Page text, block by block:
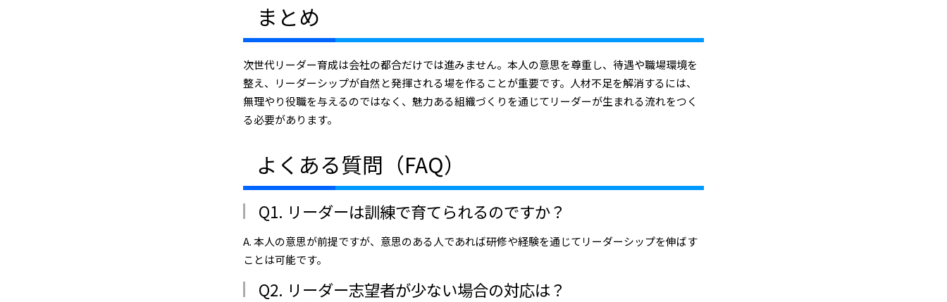
まとめ
次世代リーダー育成は会社の都合だけでは進みません。本人の意思を尊重し、待遇や職場環境を
整え、リーダーシップが自然と発揮される場を作ることが重要です。人材不足を解消するには、
無理やり役職を与えるのではなく、魅力ある組織づくりを通じてリーダーが生まれる流れをつく
る必要があります。
よくある質問（FAQ）
Q1. リーダーは訓練で育てられるのですか？
A. 本人の意思が前提ですが、意思のある人であれば研修や経験を通じてリーダーシップを伸ばす
ことは可能です。
Q2. リーダー志望者が少ない場合の対応は？